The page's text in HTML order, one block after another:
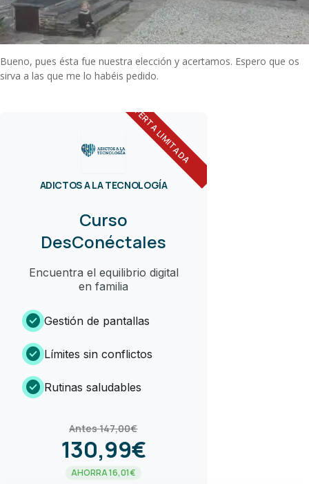
Bueno, pues ésta fue nuestra elección y acertamos. Espero que os
sirva a las que me lo habéis pedido.
OFERTA LIMITADA
ADICTOS A LA TECNOLOGÍA
Curso
DesConéctales
Encuentra el equilibrio digital
en familia
check_circle Gestión de pantallas
check_circle Límites sin conflictos
check_circle Rutinas saludables
Antes 147,00€
130,99€
AHORRA 16,01€